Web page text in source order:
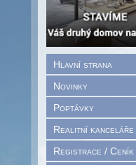
Hlavní strana
Novinky
Poptávky
Realitní kanceláře
Registrace / Ceník